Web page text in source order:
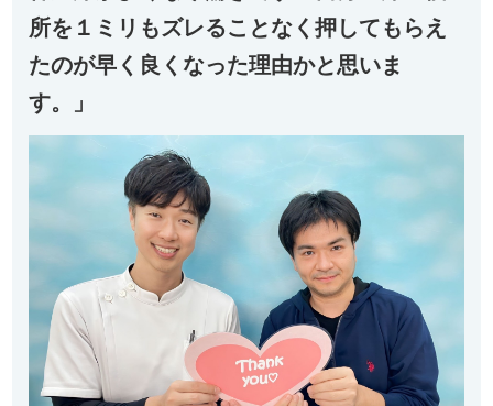
所を１ミリもズレることなく押してもらえ
たのが早く良くなった理由かと思いま
す。」